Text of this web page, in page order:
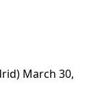
March 30,